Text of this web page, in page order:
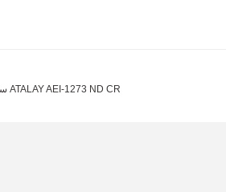
ATALAY GRILL STOWER SEMI FLUSH SEMI FLAT CHROME 1200x730x300 ملم. ELK. ، AEI-1273 ND CR 700 سلسلة طباخات ATALAY AEI-1273 ND CR